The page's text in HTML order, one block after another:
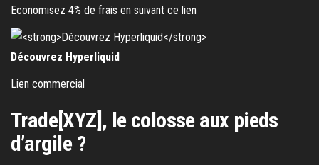
Economisez 4% de frais en suivant ce lien
Découvrez Hyperliquid
Lien commercial
Trade[XYZ], le colosse aux pieds
d’argile ?